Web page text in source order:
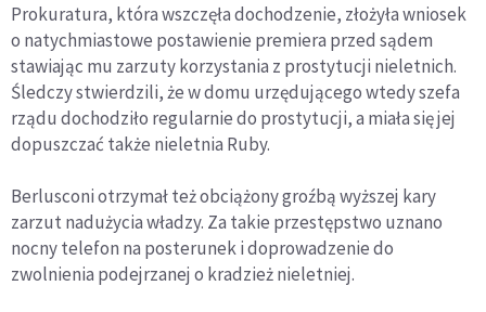
Prokuratura, która wszczęła dochodzenie, złożyła wniosek
o natychmiastowe postawienie premiera przed sądem
stawiając mu zarzuty korzystania z prostytucji nieletnich.
Śledczy stwierdzili, że w domu urzędującego wtedy szefa
rządu dochodziło regularnie do prostytucji, a miała się jej
dopuszczać także nieletnia Ruby.
Berlusconi otrzymał też obciążony groźbą wyższej kary
zarzut nadużycia władzy. Za takie przestępstwo uznano
nocny telefon na posterunek i doprowadzenie do
zwolnienia podejrzanej o kradzież nieletniej.